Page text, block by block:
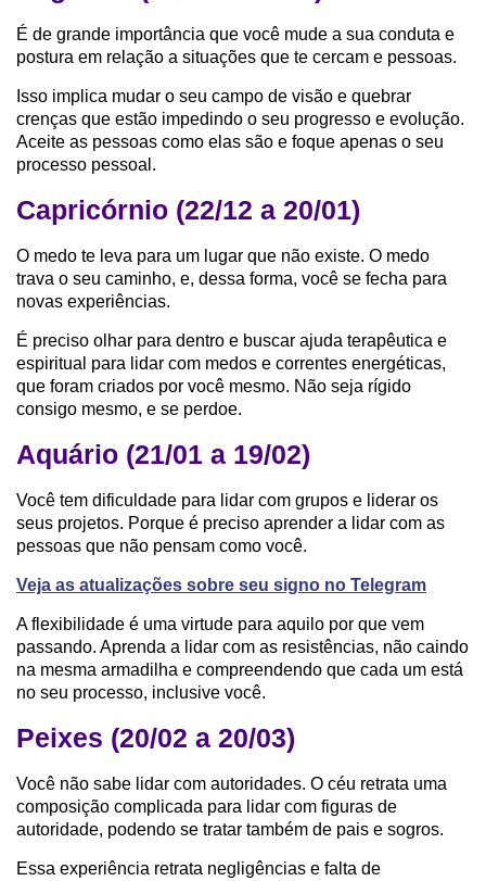
É de grande importância que você mude a sua conduta e
postura em relação a situações que te cercam e pessoas.
Isso implica mudar o seu campo de visão e quebrar
crenças que estão impedindo o seu progresso e evolução.
Aceite as pessoas como elas são e foque apenas o seu
processo pessoal.
Capricórnio (22/12 a 20/01)
O medo te leva para um lugar que não existe. O medo
trava o seu caminho, e, dessa forma, você se fecha para
novas experiências.
É preciso olhar para dentro e buscar ajuda terapêutica e
espiritual para lidar com medos e correntes energéticas,
que foram criados por você mesmo. Não seja rígido
consigo mesmo, e se perdoe.
Aquário (21/01 a 19/02)
Você tem dificuldade para lidar com grupos e liderar os
seus projetos. Porque é preciso aprender a lidar com as
pessoas que não pensam como você.
Veja as atualizações sobre seu signo no Telegram
A flexibilidade é uma virtude para aquilo por que vem
passando. Aprenda a lidar com as resistências, não caindo
na mesma armadilha e compreendendo que cada um está
no seu processo, inclusive você.
Peixes (20/02 a 20/03)
Você não sabe lidar com autoridades. O céu retrata uma
composição complicada para lidar com figuras de
autoridade, podendo se tratar também de pais e sogros.
Essa experiência retrata negligências e falta de